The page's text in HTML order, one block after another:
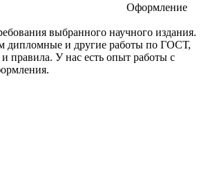
Оформление
выбранного научного издания.
дипломные и другие работы по ГОСТ,
правила. У нас есть опыт работы с